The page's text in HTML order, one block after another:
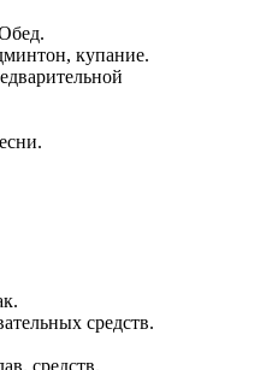
купание.
средств.